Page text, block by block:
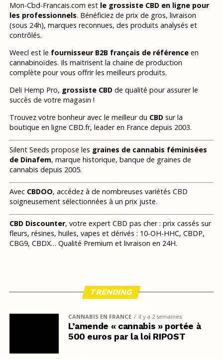
Mon-Cbd-Francais.com est le grossiste CBD en ligne pour
les professionnels. Bénéficiez de prix de gros, livraison
(sous 24h), marques reconnues, des produits analysés et
contrôlés.
Weecl est le fournisseur B2B français de référenceen
cannabinoïdes. Ils maitrisent la chaine de production
complète pour vous offrir les meilleurs produits.
Deli Hemp Pro, grossiste CBDde qualité pour assurer le
succès de votre magasin !
Trouvez votre bonheur avec le meilleur du CBDsur la
boutique en ligne CBD.fr, leader en France depuis 2003.
Silent Seeds propose les graines de cannabis féminisées
de Dinafem, marque historique, banque de graines de
cannabis depuis 2005.
Avec CBDOO, accédez à de nombreuses variétés CBD
soigneusement sélectionnées à un prix juste.
CBD Discounter, votre expert CBD pas cher : prix cassés sur
fleurs, résines, huiles, vapes et dérivés : 10-OH-HHC, CBDP,
CBG9, CBDX… Qualité Premium et livraison en 24H.
TRENDING
CANNABIS EN FRANCE il y a 2 semaines
L’amende « cannabis » portée à
500 euros par la loi RIPOST